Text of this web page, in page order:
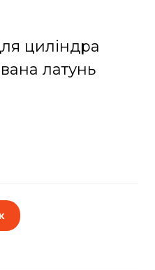
циліндра
латунь